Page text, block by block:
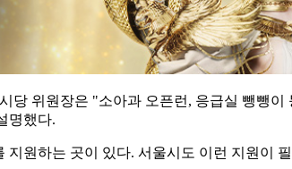
당 위원장은 "소아과 오픈런, 응급실 뺑뺑
명했다.
지원하는 곳이 있다. 서울시도 이런 지원이